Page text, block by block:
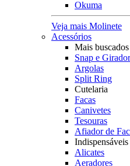
Okuma
Veja mais Molinete
Acessórios
Mais buscados
Snap e
Argolas
Split Ring
Cutelaria
Facas
Canivetes
Tesouras
Afiador de
Indispensáveis
Alicates
Aeradores